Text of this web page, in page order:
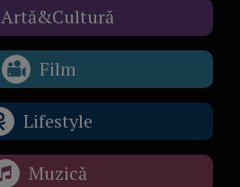
Artă&Cultură
Film
Lifestyle
Muzică